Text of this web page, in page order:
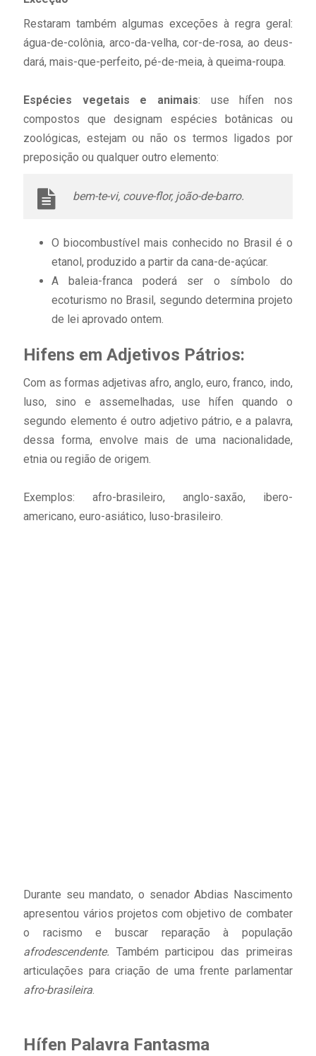
Restaram também algumas exceções à regra geral:
água-de-colônia, arco-da-velha, cor-de-rosa, ao deus-
dará, mais-que-perfeito, pé-de-meia, à queima-roupa.
Espécies vegetais e animais: use hífen nos
compostos que designam espécies botânicas ou
zoológicas, estejam ou não os termos ligados por
preposição ou qualquer outro elemento:
bem-te-vi, couve-flor, joão-de-barro.
O biocombustível mais conhecido no Brasil é o
etanol, produzido a partir da cana-de-açúcar.
A baleia-franca poderá ser o símbolo do
ecoturismo no Brasil, segundo determina projeto
de lei aprovado ontem.
Hifens em Adjetivos Pátrios:
Com as formas adjetivas afro, anglo, euro, franco, indo,
luso, sino e assemelhadas, use hífen quando o
segundo elemento é outro adjetivo pátrio, e a palavra,
dessa forma, envolve mais de uma nacionalidade,
etnia ou região de origem.
Exemplos: afro-brasileiro, anglo-saxão, ibero-
americano, euro-asiático, luso-brasileiro.
Durante seu mandato, o senador Abdias Nascimento
apresentou vários projetos com objetivo de combater
o racismo e buscar reparação à população
afrodescendente. Também participou das primeiras
articulações para criação de uma frente parlamentar
afro-brasileira.
Hífen Palavra Fantasma